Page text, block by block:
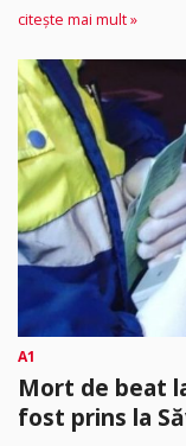
citește mai mult »
A1
Mort de beat
fost prins la